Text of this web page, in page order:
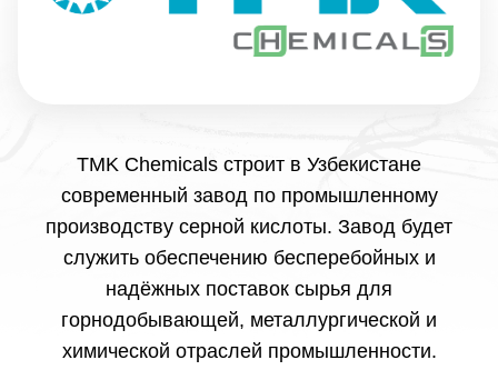
TMK Chemicals строит в Узбекистане
современный завод по промышленному
производству серной кислоты. Завод будет
служить обеспечению бесперебойных и
надёжных поставок сырья для
горнодобывающей, металлургической и
химической отраслей промышленности.